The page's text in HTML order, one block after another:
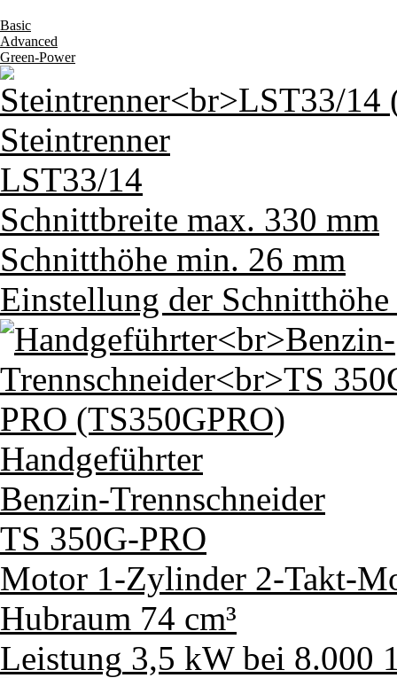
Basic
Advanced
Green-Power
Steintrenner
LST33/14
Schnittbreite max. 330 mm
Schnitthöhe min. 26 mm
Einstellung der Schnitthöhe
Handgeführter
Benzin-Trennschneider
TS 350G-PRO
Motor 1-Zylinder 2-Takt-
Hubraum 74 cm³
Leistung 3,5 kW bei 8.000